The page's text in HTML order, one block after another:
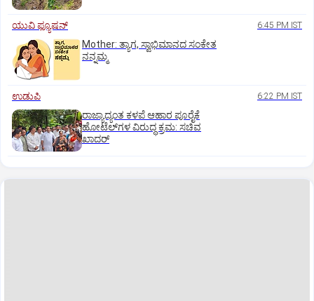
ಯುವಿ ಫ್ಯೂಷನ್ 6:45 PM IST
Mother: ತ್ಯಾಗ, ಸ್ವಾಭಿಮಾನದ ಸಂಕೇತ
ನನ್ನಮ್ಮ
ಉಡುಪಿ 6:22 PM IST
ರಾಜ್ಯಾದ್ಯಂತ ಕಳಪೆ ಆಹಾರ ಪೂರೈಕೆ
ಹೋಟೆಲ್‌ಗಳ ವಿರುದ್ಧ ಕ್ರಮ: ಸಚಿವ
ಖಾದರ್